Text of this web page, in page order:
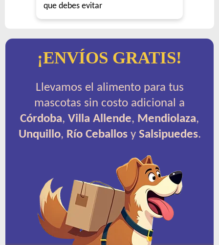
que debes evitar
¡ENVÍOS GRATIS!
Llevamos el alimento para tus
mascotas sin costo adicional a
Córdoba, Villa Allende, Mendiolaza,
Unquillo, Río Ceballosy Salsipuedes.